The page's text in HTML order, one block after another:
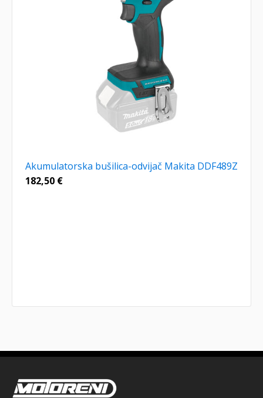
Akumulatorska bušilica-odvijač Makita DDF489Z
182,50 €